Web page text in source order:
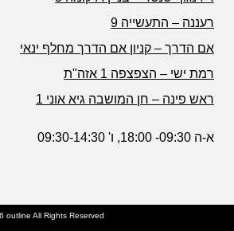
רעננה – התעשייה 9
אם הדרך – קניון אם הדרך מחלף ינאי
רמת ישי – הצפצפה 1 אזה"ת
ראש פינה – חן המושבה גיא אוני 1
א-ה 09:30- 18:00, ו' 09:30-14:30
outline All Rights Reserved